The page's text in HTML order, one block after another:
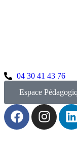
04 30 41 43 76
Espace